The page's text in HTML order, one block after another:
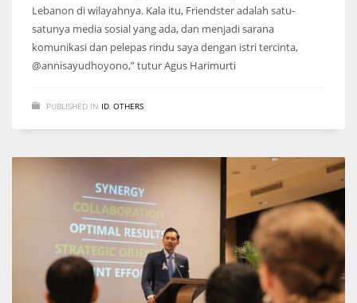
Lebanon di wilayahnya. Kala itu, Friendster adalah satu-
satunya media sosial yang ada, dan menjadi sarana
komunikasi dan pelepas rindu saya dengan istri tercinta,
@annisayudhoyono,” tutur Agus Harimurti
PUBLISHED IN ID OTHERS